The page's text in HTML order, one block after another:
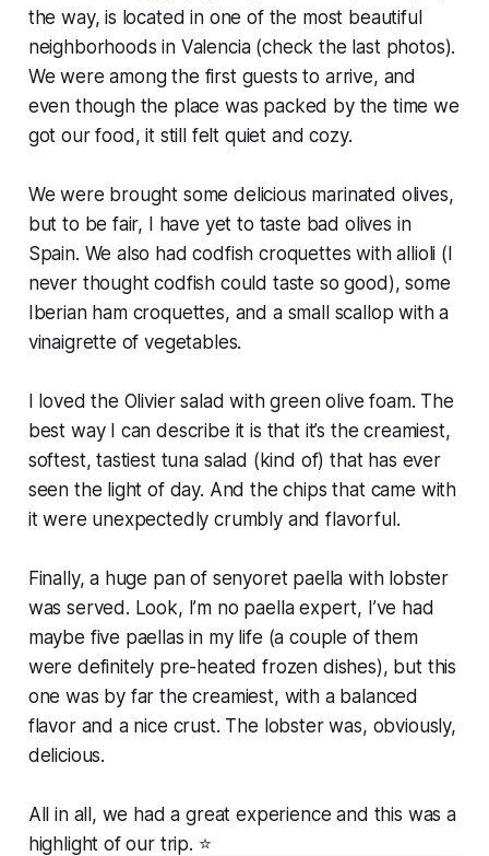
the way, is located in one of the most beautiful
neighborhoods in Valencia (check the last photos).
We were among the first guests to arrive, and
even though the place was packed by the time we
got our food, it still felt quiet and cozy.
We were brought some delicious marinated olives,
but to be fair, I have yet to taste bad olives in
Spain. We also had codfish croquettes with allioli (I
never thought codfish could taste so good), some
Iberian ham croquettes, and a small scallop with a
vinaigrette of vegetables.
I loved the Olivier salad with green olive foam. The
best way I can describe it is that it’s the creamiest,
softest, tastiest tuna salad (kind of) that has ever
seen the light of day. And the chips that came with
it were unexpectedly crumbly and flavorful.
Finally, a huge pan of senyoret paella with lobster
was served. Look, I’m no paella expert, I’ve had
maybe five paellas in my life (a couple of them
were definitely pre-heated frozen dishes), but this
one was by far the creamiest, with a balanced
flavor and a nice crust. The lobster was, obviously,
delicious.
All in all, we had a great experience and this was a
highlight of our trip. ⭐️